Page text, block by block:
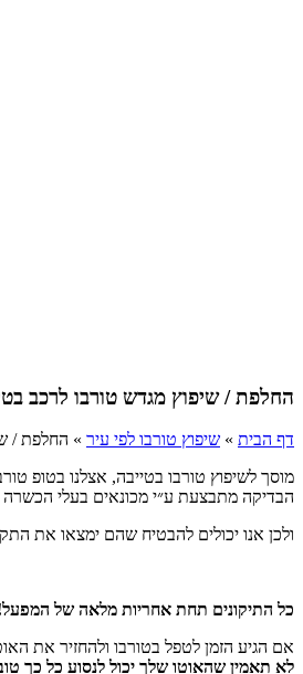
החלפת / שיפוץ מגדש טורבו לרכב
דף הבית » שיפוץ טורבו לפי עיר » החלפת /
מוסך לשיפוץ טורבו בטייבה, אצלנו בטופ
הבדיקה מתבצעת ע״י מכונאים בעלי הכשרה
ולכן אנו יכולים להבטיח שהם ימצאו את
כל התיקונים תחת אחריות מלאה של
אם הגיע הזמן לטפל בטורבו ולהחזיר את
לא תאמין שהאוטו שלך יכול לנסוע כל כך